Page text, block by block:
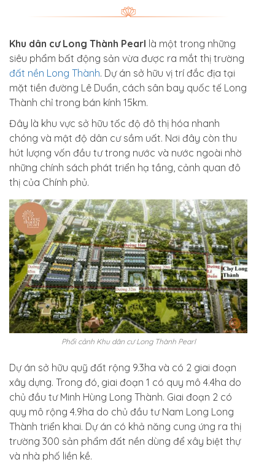
Khu dân cư Long Thành Pearl là một trong những
siêu phẩm bất động sản vừa được ra mắt thị trường
đất nền Long Thành. Dự án sở hữu vị trí đắc địa tại
mặt tiền đường Lê Duẩn, cách sân bay quốc tế Long
Thành chỉ trong bán kính 15km.
Đây là khu vực sở hữu tốc độ đô thị hóa nhanh
chóng và mật độ dân cư sầm uất. Nơi đây còn thu
hút lượng vốn đầu tư trong nước và nước ngoài nhờ
những chính sách phát triển hạ tầng, cảnh quan đô
thị của Chính phủ.
Phối cảnh Khu dân cư Long Thành Pearl
Dự án sở hữu quỹ đất rộng 9.3ha và có 2 giai đoạn
xây dựng. Trong đó, giai đoạn 1 có quy mô 4.4ha do
chủ đầu tư Minh Hùng Long Thành. Giai đoạn 2 có
quy mô rộng 4.9ha do chủ đầu tư Nam Long Long
Thành triển khai. Dự án có khả năng cung ứng ra thị
trường 300 sản phẩm đất nền dùng để xây biệt thự
và nhà phố liền kề.